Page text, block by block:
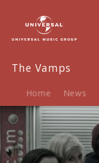
Video
Meet
Vamps
(Albumtrailer)
The Vamps
Home News